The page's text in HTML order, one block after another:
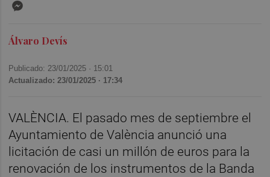
Álvaro Devís
Publicado: 23/01/2025 · 15:01
Actualizado: 23/01/2025 · 17:34
VALÈNCIA. El pasado mes de septiembre el
Ayuntamiento de València anunció una
licitación de casi un millón de euros para la
renovación de los instrumentos de la Banda